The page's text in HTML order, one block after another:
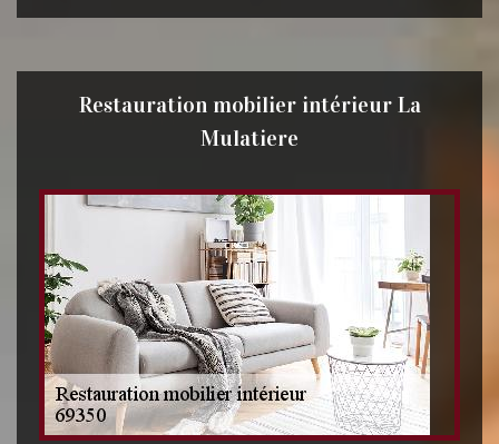
Restauration mobilier intérieur La
Mulatiere